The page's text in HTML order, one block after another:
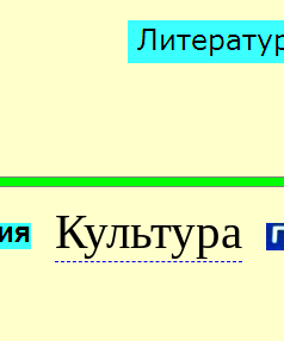
Культура